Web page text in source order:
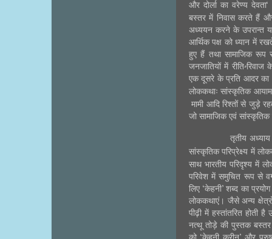
और दोर्ला का वरेण्य
बस्तर में निवास करते हैं
अध्ययन करने के उपरान्त
आर्थिक पक्ष को ध्यान में
हुए हैं तथा सामाजिक रूप
जनजातियों में रीति-
एक दूसरे के प्रति आदर का
लोककथाः सांस्कृतिक
मामी आदि रिश्तों से जुड़े
जो सामाजिक एवं
तृतीय
सांस्कृतिक परिप्रेक्ष्य में
साथ भारतीय परिदृश्य में
परिवेश में समुचित रूप से
लिए ‘केहनी’ शब्द का
लोककथाएं। जैसे अन्य
पीढ़ी में हस्तांतरित
नत्थू तोड़े की पुस्तक बस्तर